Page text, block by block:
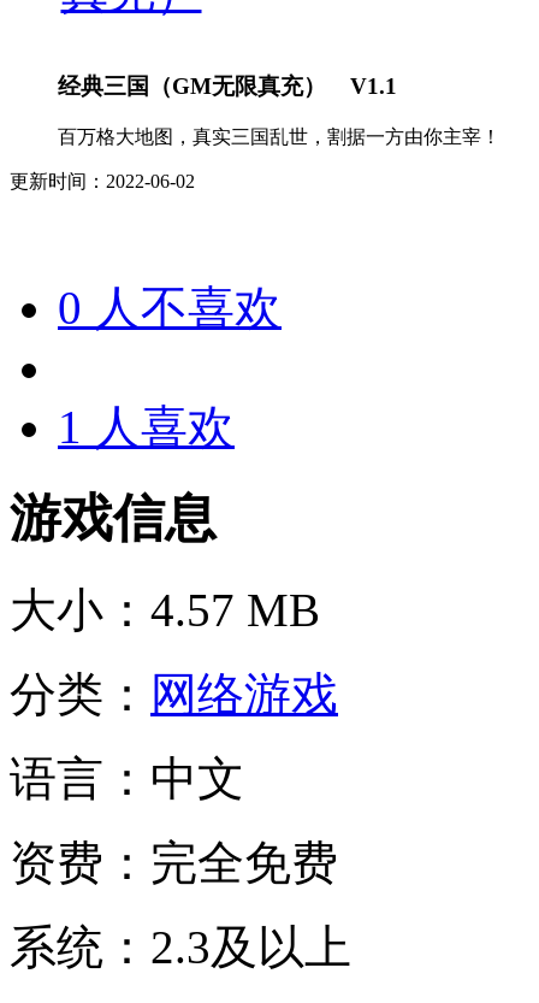
经典三国（GM无限真充） V1.1
百万格大地图，真实三国乱世，割据一方由你主宰！
更新时间：2022-06-02
0 人不喜欢
1 人喜欢
游戏信息
大小： 4.57 MB
分类： 网络游戏
语言： 中文
资费： 完全免费
系统： 2.3及以上